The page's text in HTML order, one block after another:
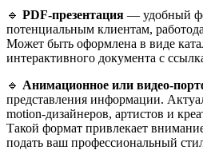
🔹 PDF-презентация — удобный
потенциальным клиентам,
Может быть оформлена в виде
интерактивного документа с
🔹 Анимационное или видео-
представления информации.
motion-дизайнеров, артистов и
Такой формат привлекает
подать ваш профессиональный